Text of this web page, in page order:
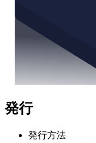
発行
発行方法